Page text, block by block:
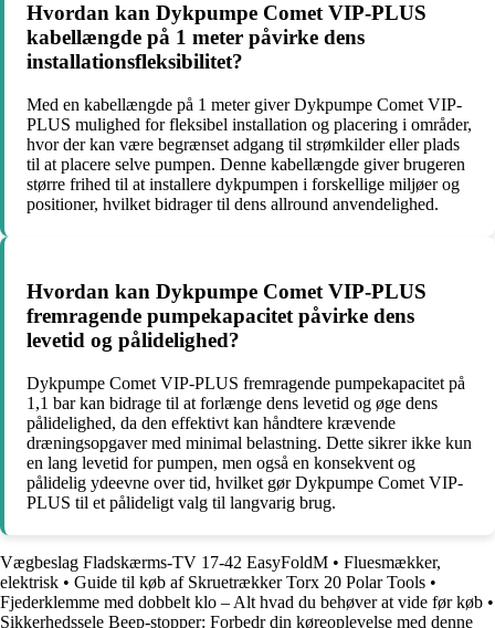
Hvordan kan Dykpumpe Comet VIP-PLUS
kabellængde på 1 meter påvirke dens
installationsfleksibilitet?
Med en kabellængde på 1 meter giver Dykpumpe Comet VIP-
PLUS mulighed for fleksibel installation og placering i områder,
hvor der kan være begrænset adgang til strømkilder eller plads
til at placere selve pumpen. Denne kabellængde giver brugeren
større frihed til at installere dykpumpen i forskellige miljøer og
positioner, hvilket bidrager til dens allround anvendelighed.
Hvordan kan Dykpumpe Comet VIP-PLUS
fremragende pumpekapacitet påvirke dens
levetid og pålidelighed?
Dykpumpe Comet VIP-PLUS fremragende pumpekapacitet på
1,1 bar kan bidrage til at forlænge dens levetid og øge dens
pålidelighed, da den effektivt kan håndtere krævende
dræningsopgaver med minimal belastning. Dette sikrer ikke kun
en lang levetid for pumpen, men også en konsekvent og
pålidelig ydeevne over tid, hvilket gør Dykpumpe Comet VIP-
PLUS til et pålideligt valg til langvarig brug.
Vægbeslag Fladskærms-TV 17-42 EasyFoldM • Fluesmækker,
elektrisk • Guide til køb af Skruetrækker Torx 20 Polar Tools •
Fjederklemme med dobbelt klo – Alt hvad du behøver at vide før køb •
Sikkerhedssele Beep-stopper: Forbedr din køreoplevelse med denne